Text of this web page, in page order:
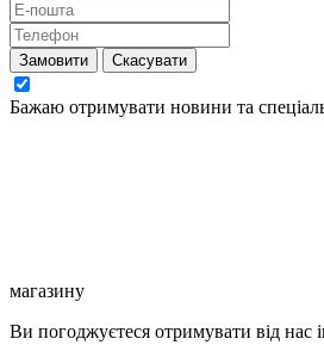
Замовити Скасувати
Бажаю отримувати новини та
магазину
Ви погоджуєтеся отримувати від нас